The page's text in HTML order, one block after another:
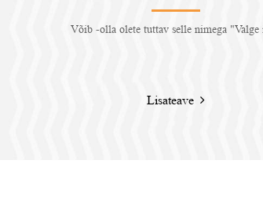
Võib -olla olete tuttav selle nimega "Valge
Lisateave